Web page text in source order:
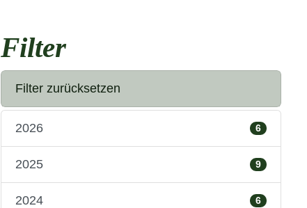
Filter
Filter zurücksetzen
2026 6
2025 9
2024 6